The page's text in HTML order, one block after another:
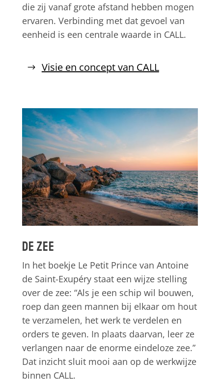
die zij vanaf grote afstand hebben mogen
ervaren. Verbinding met dat gevoel van
eenheid is een centrale waarde in CALL.
Visie en concept van CALL
De zee
In het boekje Le Petit Prince van Antoine
de Saint-Exupéry staat een wijze stelling
over de zee: “Als je een schip wil bouwen,
roep dan geen mannen bij elkaar om hout
te verzamelen, het werk te verdelen en
orders te geven. In plaats daarvan, leer ze
verlangen naar de enorme eindeloze zee.”
Dat inzicht sluit mooi aan op de werkwijze
binnen CALL.